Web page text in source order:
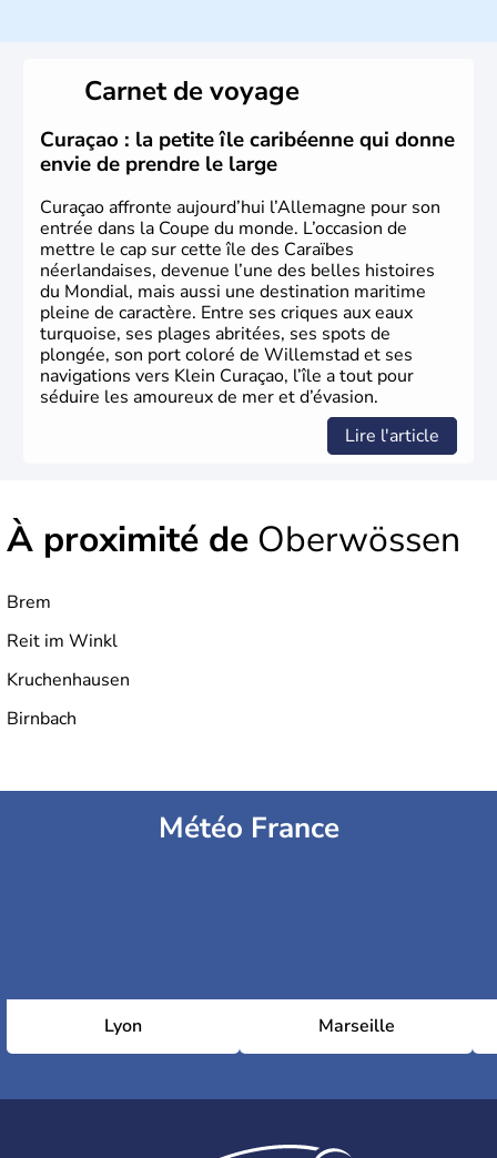
conservateur.Carnet de voyage
Curaçao : la petite île caribéenne qui donne
envie de prendre le large
Curaçao affronte aujourd’hui l’Allemagne pour son
entrée dans la Coupe du monde. L’occasion de
mettre le cap sur cette île des Caraïbes
néerlandaises, devenue l’une des belles histoires
du Mondial, mais aussi une destination maritime
pleine de caractère. Entre ses criques aux eaux
turquoise, ses plages abritées, ses spots de
plongée, son port coloré de Willemstad et ses
navigations vers Klein Curaçao, l’île a tout pour
séduire les amoureux de mer et d’évasion.
Lire l'article
À proximité de Oberwössen
Brem
Reit im Winkl
Kruchenhausen
Birnbach
Météo France
Lyon Marseille